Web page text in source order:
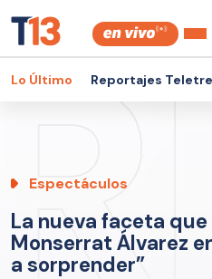
Lo Último Reportajes
Espectáculos
La nueva faceta
Monserrat Álvarez
a sorprender”